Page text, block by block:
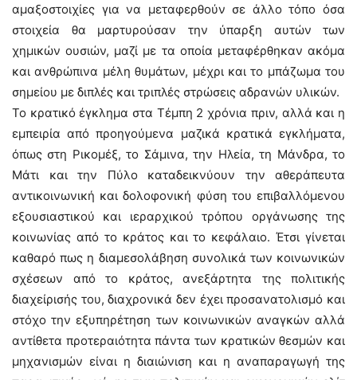
αμαξοστοιχίες για να μεταφερθούν σε άλλο τόπο όσα
στοιχεία θα μαρτυρούσαν την ύπαρξη αυτών των
χημικών ουσιών, μαζί με τα οποία μεταφέρθηκαν ακόμα
και ανθρώπινα μέλη θυμάτων, μέχρι και το μπάζωμα του
σημείου με διπλές και τριπλές στρώσεις αδρανών υλικών.
Το κρατικό έγκλημα στα Τέμπη 2 χρόνια πριν, αλλά και η
εμπειρία από προηγούμενα μαζικά κρατικά εγκλήματα,
όπως στη Ρικομέξ, το Σάμινα, την Ηλεία, τη Μάνδρα, το
Μάτι και την Πύλο καταδεικνύουν την αθεράπευτα
αντικοινωνική και δολοφονική φύση του επιβαλλόμενου
εξουσιαστικού και ιεραρχικού τρόπου οργάνωσης της
κοινωνίας από το κράτος και το κεφάλαιο. Έτσι γίνεται
καθαρό πως η διαμεσολάβηση συνολικά των κοινωνικών
σχέσεων από το κράτος, ανεξάρτητα της πολιτικής
διαχείρισής του, διαχρονικά δεν έχει προσανατολισμό και
στόχο την εξυπηρέτηση των κοινωνικών αναγκών αλλά
αντίθετα προτεραιότητα πάντα των κρατικών θεσμών και
μηχανισμών είναι η διαιώνιση και η αναπαραγωγή της